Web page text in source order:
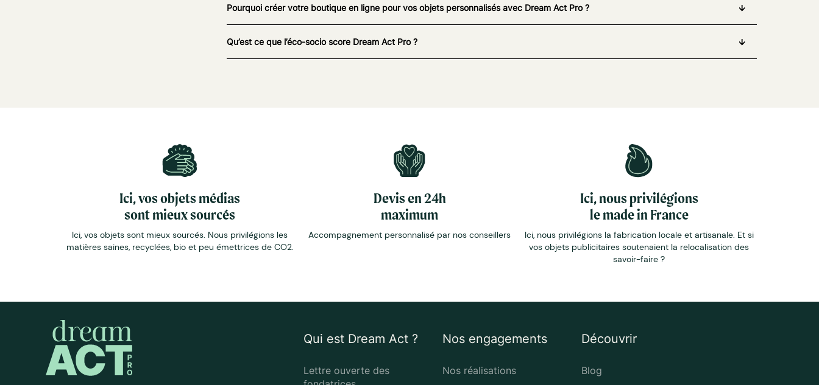
Pourquoi créer votre boutique en ligne pour vos objets personnalisés avec Dream Act Pro ?
Qu’est ce que l’éco-socio score Dream Act Pro ?
Ici, vos objets médias
sont mieux sourcés
Ici, vos objets sont mieux sourcés. Nous privilégions les
matières saines, recyclées, bio et peu émettrices de CO2.
Devis en 24h
maximum
Accompagnement personnalisé par nos conseillers
Ici, nous privilégions
le made in France
Ici, nous privilégions la fabrication locale et artisanale. Et si
vos objets publicitaires soutenaient la relocalisation des
savoir-faire ?
Qui est Dream Act ?
Lettre ouverte des
Nos engagements
Nos réalisations
Découvrir
Blog